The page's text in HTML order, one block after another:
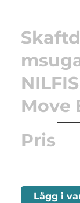
Move
Pris
Lägg i